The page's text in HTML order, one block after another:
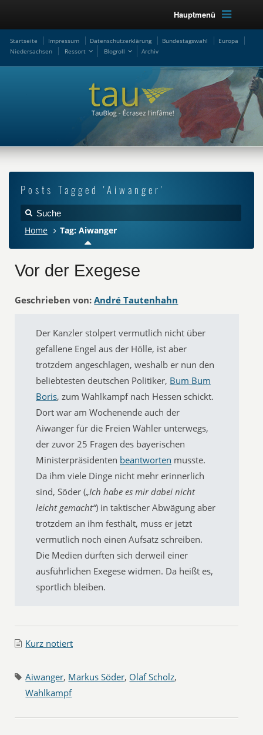
Hauptmenü
Startseite Impressum Datenschutzerklärung Bundestagswahl
Europa
Niedersachsen
Ressort Blogroll Archiv
Posts Tagged 'Aiwanger'
Home Tag: Aiwanger
Vor der Exegese
Geschrieben von: André Tautenhahn
Der Kanzler stolpert vermutlich nicht über
gefallene Engel aus der Hölle, ist aber
trotzdem angeschlagen, weshalb er nun den
beliebtesten deutschen Politiker, Bum Bum
Boris, zum Wahlkampf nach Hessen schickt.
Dort war am Wochenende auch der
Aiwanger für die Freien Wähler unterwegs,
der zuvor 25 Fragen des bayerischen
Ministerpräsidenten beantworten musste.
Da ihm viele Dinge nicht mehr erinnerlich
sind, Söder („Ich habe es mir dabei nicht
leicht gemacht“) in taktischer Abwägung aber
trotzdem an ihm festhält, muss er jetzt
vermutlich noch einen Aufsatz schreiben.
Die Medien dürften sich derweil einer
ausführlichen Exegese widmen. Da heißt es,
sportlich bleiben.
Kurz notiert
Aiwanger, Markus Söder, Olaf Scholz,
Wahlkampf